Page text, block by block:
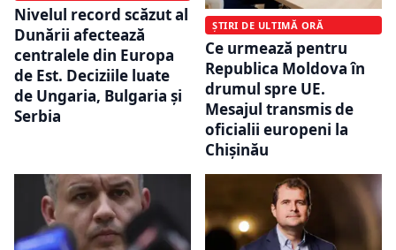
Nivelul record scăzut al
Dunării afectează
centralele din Europa
de Est. Deciziile luate
de Ungaria, Bulgaria și
Serbia
ȘTIRI DE ULTIMĂ ORĂ
Ce urmează pentru
Republica Moldova în
drumul spre UE.
Mesajul transmis de
oficialii europeni la
Chișinău